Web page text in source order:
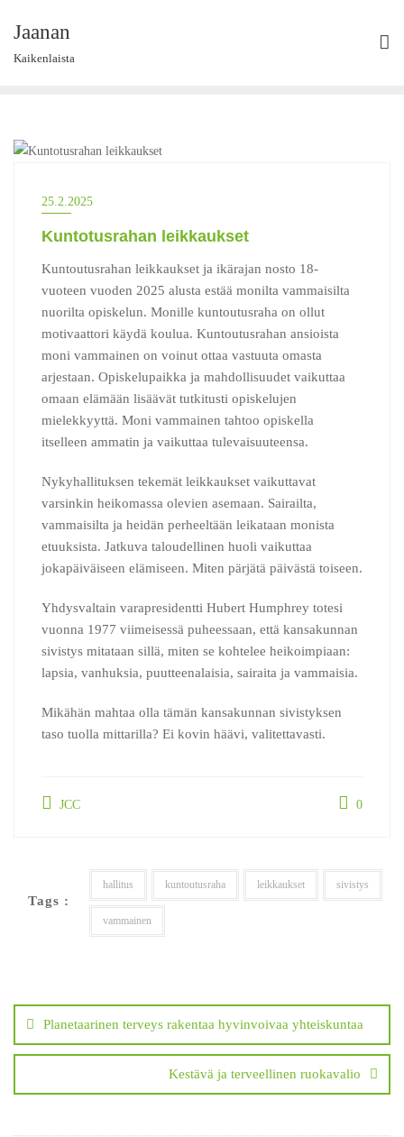
content
Jaanan
Kaikenlaista
25.2.2025
Kuntotusrahan leikkaukset
Kuntoutusrahan leikkaukset ja ikärajan nosto 18-
vuoteen vuoden 2025 alusta estää monilta vammaisilta
nuorilta opiskelun. Monille kuntoutusraha on ollut
motivaattori käydä koulua. Kuntoutusrahan ansioista
moni vammainen on voinut ottaa vastuuta omasta
arjestaan. Opiskelupaikka ja mahdollisuudet vaikuttaa
omaan elämään lisäävät tutkitusti opiskelujen
mielekkyyttä. Moni vammainen tahtoo opiskella
itselleen ammatin ja vaikuttaa tulevaisuuteensa.
Nykyhallituksen tekemät leikkaukset vaikuttavat
varsinkin heikomassa olevien asemaan. Sairailta,
vammaisilta ja heidän perheeltään leikataan monista
etuuksista. Jatkuva taloudellinen huoli vaikuttaa
jokapäiväiseen elämiseen. Miten pärjätä päivästä toiseen.
Yhdysvaltain varapresidentti Hubert Humphrey totesi
vuonna 1977 viimeisessä puheessaan, että kansakunnan
sivistys mitataan sillä, miten se kohtelee heikoimpiaan:
lapsia, vanhuksia, puutteenalaisia, sairaita ja vammaisia.
Mikähän mahtaa olla tämän kansakunnan sivistyksen
taso tuolla mittarilla? Ei kovin häävi, valitettavasti.
JCC 0
Tags :
hallitus kuntoutusraha leikkaukset sivistys
vammainen
selaus
Planetaarinen terveys rakentaa hyvinvoivaa yhteiskuntaa
Kestävä ja terveellinen ruokavalio